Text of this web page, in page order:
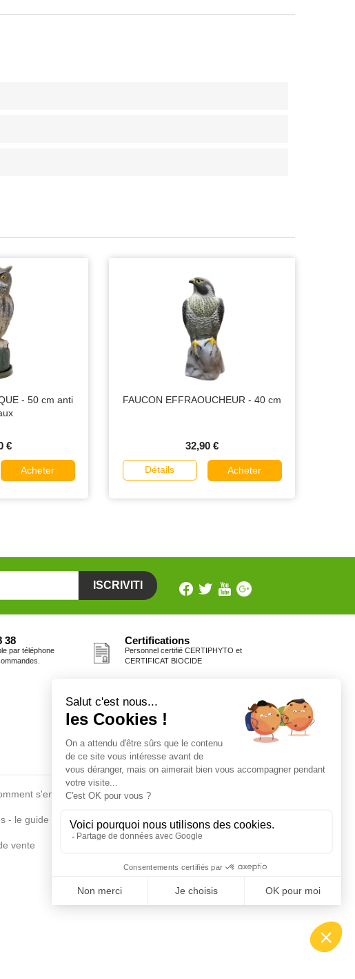
- 50 cm anti
€
Acheter
FAUCON EFFRAOUCHEUR - 40 cm
32,90 €
Détails Acheter
38
par téléphone
Certifications
Personnel certifié CERTIPHYTO et
CERTIFICAT BIOCIDE
s'en
- le guide de la
vente
Fiches conseils
Insecte